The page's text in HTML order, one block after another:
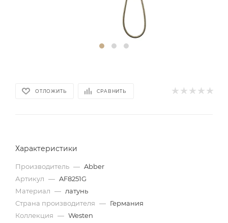
ОТЛОЖИТЬ СРАВНИТЬ
Характеристики
Производитель — Abber
Артикул — AF8251G
Материал — латунь
Страна производителя — Германия
Коллекция — Westen